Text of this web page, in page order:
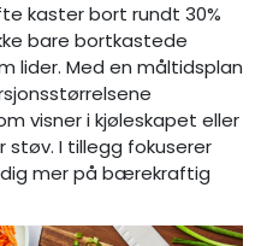
kaster bort rundt 30%
bare bortkastede
lider. Med en måltidsplan
visner i kjøleskapet eller
støv. I tillegg fokuserer
mer på bærekraftig